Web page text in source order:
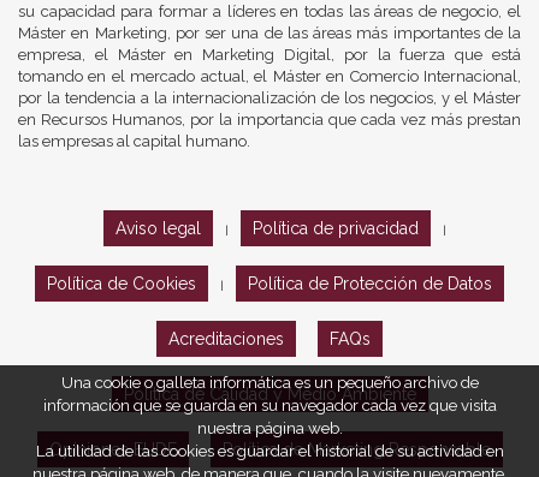
su capacidad para formar a líderes en todas las áreas de negocio, el
Máster en Marketing, por ser una de las áreas más importantes de la
empresa, el Máster en Marketing Digital, por la fuerza que está
tomando en el mercado actual, el Máster en Comercio Internacional,
por la tendencia a la internacionalización de los negocios, y el Máster
en Recursos Humanos, por la importancia que cada vez más prestan
las empresas al capital humano.
Aviso legal Política de privacidad
Política de Cookies Política de Protección de Datos
Acreditaciones FAQs
Política de Calidad y Medio Ambiente
Opiniones EUDE Política de Marketing Responsable
Una cookie o galleta informática es un pequeño archivo de
información que se guarda en su navegador cada vez que visita
nuestra página web.
La utilidad de las cookies es guardar el historial de su actividad en